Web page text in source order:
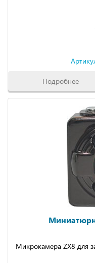
Подробнее
Микрокамера ZX8 для